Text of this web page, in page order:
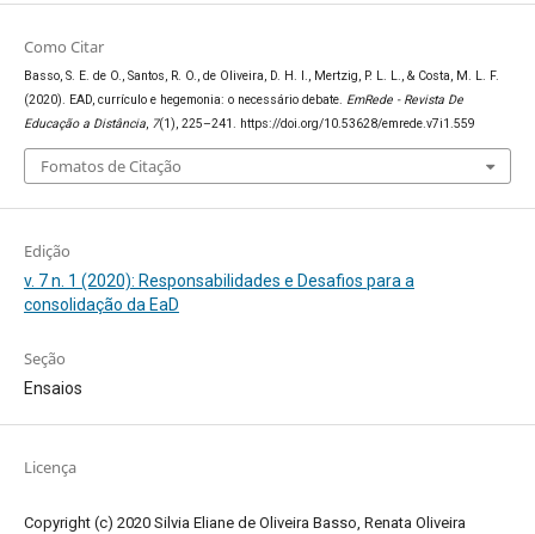
Como Citar
Basso, S. E. de O., Santos, R. O., de Oliveira, D. H. I., Mertzig, P. L. L., & Costa, M. L. F.
(2020). EAD, currículo e hegemonia: o necessário debate. EmRede - Revista De
Educação a Distância, 7(1), 225–241. https://doi.org/10.53628/emrede.v7i1.559
Fomatos de Citação
Edição
v. 7 n. 1 (2020): Responsabilidades e Desafios para a
consolidação da EaD
Seção
Ensaios
Licença
Copyright (c) 2020 Silvia Eliane de Oliveira Basso, Renata Oliveira